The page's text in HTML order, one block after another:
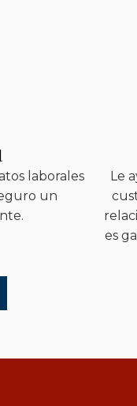
laborales
un
Le
es